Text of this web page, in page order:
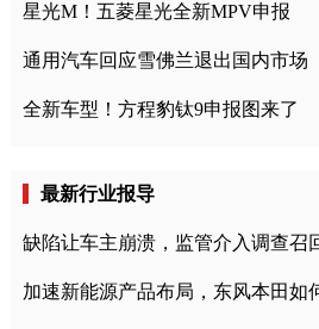
星光M！五菱星光全新MPV申报
通用汽车回应雪佛兰退出国内市场
全新车型！方程豹钛9申报图来了
最新行业报导
缺陷让车主崩溃，监管介入调查召
加速新能源产品布局，东风本田如